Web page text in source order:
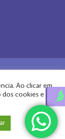
- Desde
Ao clicar em
dos cookies e